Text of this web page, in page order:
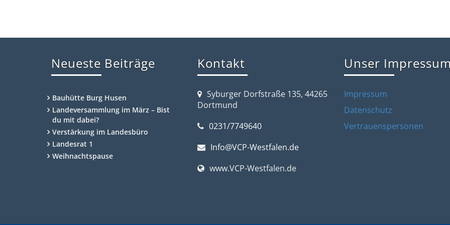
Neueste Beiträge
Bauhütte Burg Husen
Landeversammlung im März – Bist
du mit dabei?
Verstärkung im Landesbüro
Landesrat 1
Weihnachtspause
Kontakt
Syburger Dorfstraße 135, 44265
Dortmund
0231/7749640
Info@VCP-Westfalen.de
www.VCP-Westfalen.de
Unser
Impressum
Datenschutz
Vertrauenspersonen